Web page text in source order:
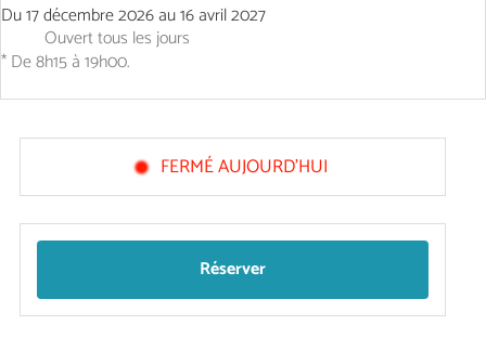
Du17 décembre 2026au16 avril 2027
Ouverttous les jours
* De 8h15 à 19h00.
FERMÉ AUJOURD'HUI
Réserver